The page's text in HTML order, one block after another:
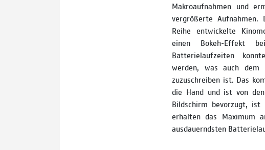
Makroaufnahmen und
vergrößerte
Reihe entwickelte
einen Bokeh-Effekt
Batterielaufzeiten
werden, was auch dem
zuzuschreiben ist. Das
die Hand und ist von
Bildschirm bevorzugt,
erhalten das Maximum
ausdauerndsten